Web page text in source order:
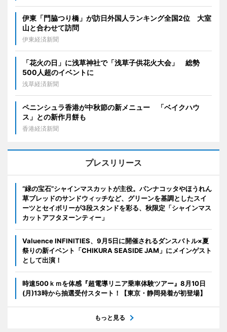
伊東「門脇つり橋」が訪日外国人ランキング全国2位 大室
山と合わせて訪問
伊東経済新聞
「花火の日」に浅草神社で「浅草子供花火大会」 総勢
500人超のイベントに
浅草経済新聞
ペニンシュラ香港が中秋節の新メニュー 「ベイクハウ
ス」との新作月餅も
香港経済新聞
プレスリリース
“緑の宝石”シャインマスカットが主役。パンナコッタやほうれん
草ブレッドのサンドウィッチなど、グリーンを基調としたスイ
ーツとセイボリーが3段スタンドを彩る、秋限定「シャインマス
カットアフタヌーンティー」
Valuence INFINITIES、9月5日に開催されるダンスバトル×夏
祭りの新イベント「CHIKURA SEASIDE JAM」にメインゲスト
として出演！
時速500ｋｍを体感『超電導リニア乗車体験ツアー』8月10日
(月)13時から抽選受付スタート！【東京・静岡発着が初登場】
もっと見る